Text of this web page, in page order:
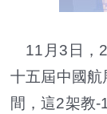
11月3日，2
十五屆中國航
間，這2架教-